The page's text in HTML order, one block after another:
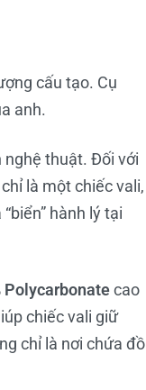
cấu tạo. Cụ
anh.
nghệ thuật. Đối với
là một chiếc vali,
hành lý tại
Polycarbonatecao
chiếc vali giữ
chỉ là nơi chứa đồ